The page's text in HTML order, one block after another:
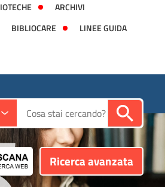
ARCHIVI
BIBLIOCARE
LINEE GUIDA
Cerca su "Catalogo"
Ricerca avanzata